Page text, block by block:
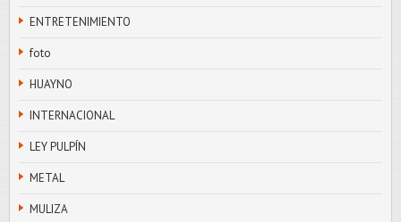
ENTRETENIMIENTO
foto
HUAYNO
INTERNACIONAL
LEY PULPÍN
METAL
MULIZA